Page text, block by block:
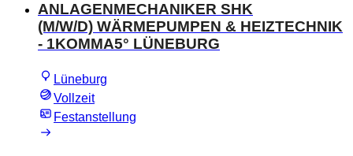
ANLAGENMECHANIKER SHK
(M/W/D) WÄRMEPUMPEN & HEIZTECHNIK
- 1KOMMA5° LÜNEBURG
Lüneburg
Vollzeit
Festanstellung